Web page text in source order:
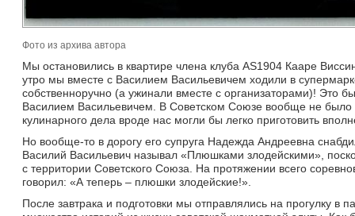
Фото из архива автора
Мы остановились в квартире члена клуба AS1904 Кааре
утро мы вместе с Василием Васильевичем ходили в
собственноручно (а ужинали вместе с организаторами)! Это
Василием Васильевичем. В Советском Союзе вообще не было
кулинарного дела вроде нас могли бы легко приготовить
Но вообще-то в дорогу его супруга Надежда Андреевна
Василий Васильевич называл «Плюшками злодейскими»,
с территории Советского Союза. На протяжении всего
говорил: «А теперь – плюшки злодейские!».
После завтрака и подготовки мы отправлялись на прогулку